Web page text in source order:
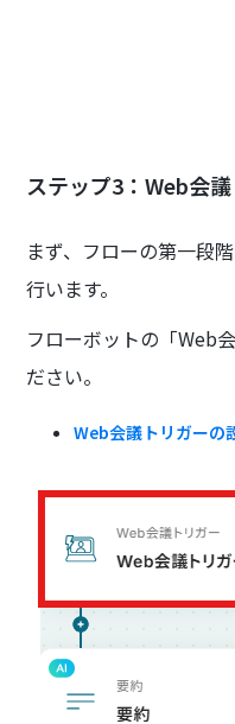
ステップ3：Web会
まず、フローの第一段
行います。
フローボットの「Web
ださい。
Web会議トリガーの